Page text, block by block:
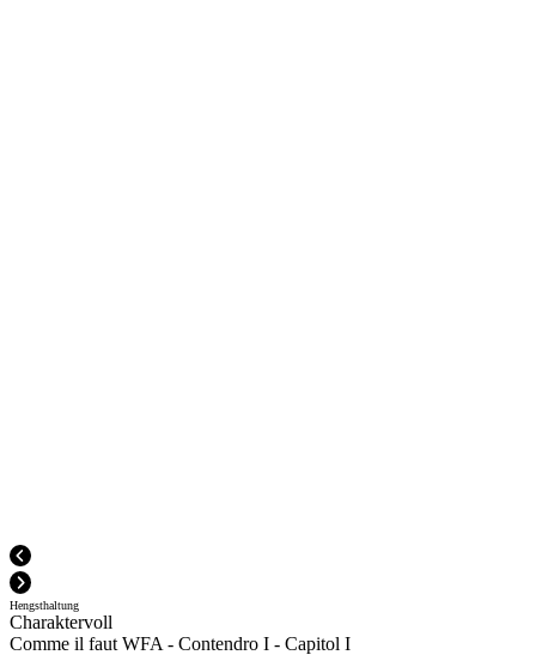
Hengsthaltung
Charaktervoll
Comme il faut WFA - Contendro I - Capitol I